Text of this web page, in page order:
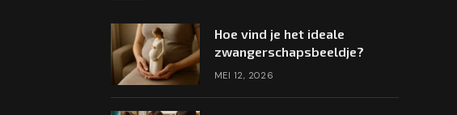
Hoe vind je het ideale
zwangerschapsbeeldje?
MEI 12, 2026